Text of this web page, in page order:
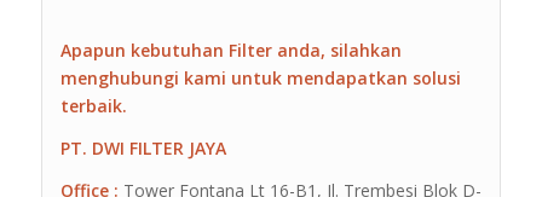
Apapun kebutuhan Filter anda, silahkan
menghubungi kami untuk mendapatkan solusi
terbaik.
PT. DWI FILTER JAYA
Office : Tower Fontana Lt 16-B1, Jl. Trembesi Blok D-